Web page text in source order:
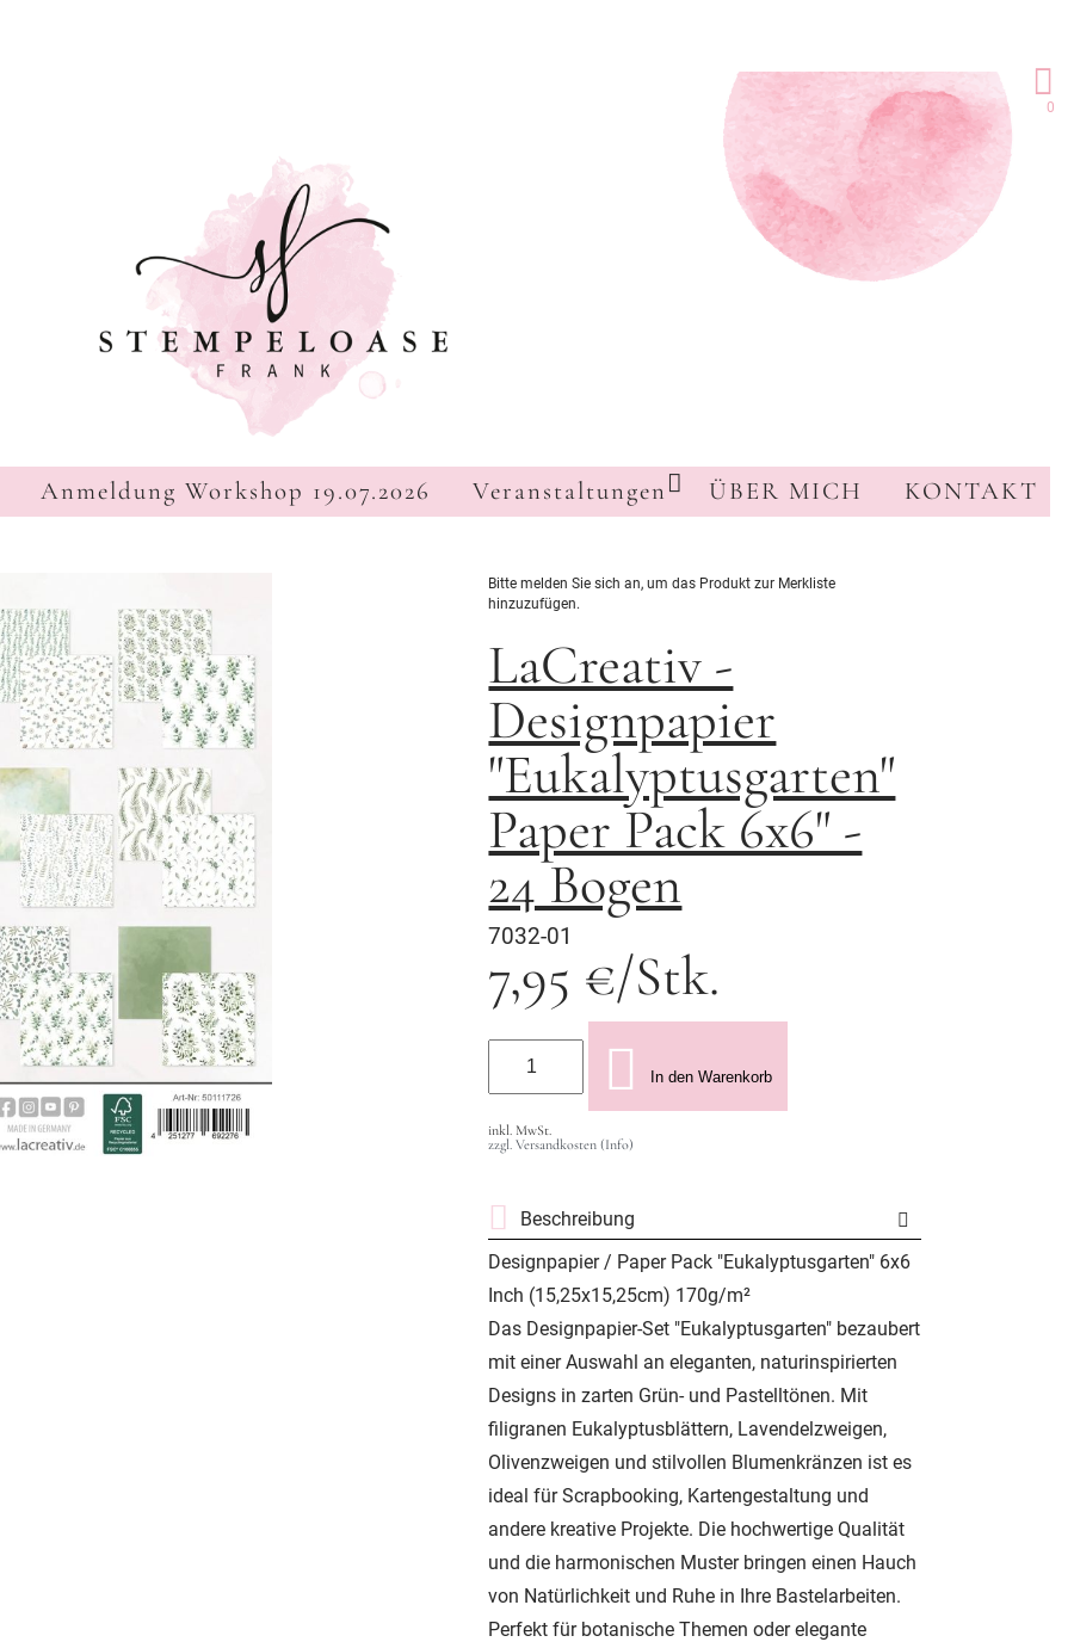
Navigation
überspringen
Anmeldung Workshop 19.07.2026 Veranstaltungen ÜBER MICH KONTAKT
0
Bitte melden Sie sich an, um das Produkt zur Merkliste
hinzuzufügen.
LaCreativ -
Designpapier
"Eukalyptusgarten"
Paper Pack 6x6" -
24 Bogen
7032-01
7,95 €/Stk.
In den Warenkorb
inkl. MwSt.
zzgl. Versandkosten (Info)
Beschreibung
Designpapier / Paper Pack "Eukalyptusgarten" 6x6
Inch (15,25x15,25cm) 170g/m²
Das Designpapier-Set "Eukalyptusgarten" bezaubert
mit einer Auswahl an eleganten, naturinspirierten
Designs in zarten Grün- und Pastelltönen. Mit
filigranen Eukalyptusblättern, Lavendelzweigen,
Olivenzweigen und stilvollen Blumenkränzen ist es
ideal für Scrapbooking, Kartengestaltung und
andere kreative Projekte. Die hochwertige Qualität
und die harmonischen Muster bringen einen Hauch
von Natürlichkeit und Ruhe in Ihre Bastelarbeiten.
Perfekt für botanische Themen oder elegante